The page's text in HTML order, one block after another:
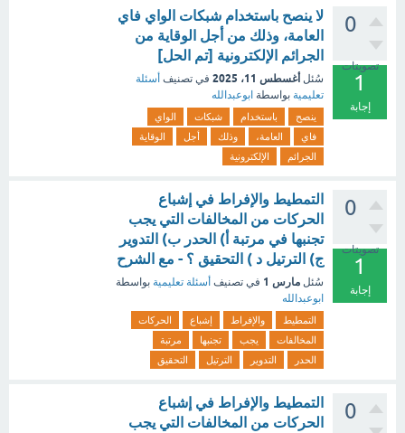
0
تصويتات
1
إجابة
لا ينصح باستخدام شبكات الواي فاي
العامة، وذلك من أجل الوقاية من
الجرائم الإلكترونية [تم الحل]
سُئل أغسطس 11، 2025 في تصنيف أسئلة
تعليمية بواسطة ابوعبدالله
ينصح باستخدام شبكات
الواي
فاي
العامة، وذلك أجل
الوقاية
الجرائم
الإلكترونية
0
تصويتات
1
إجابة
التمطيط والإفراط في إشباع
الحركات من المخالفات التي يجب
تجنبها في مرتبة أ) الحدر ب) التدوير
ج) الترتيل د ) التحقيق ؟ - مع الشرح
سُئل مارس 1 في تصنيف أسئلة تعليمية بواسطة
ابوعبدالله
التمطيط والإفراط إشباع
الحركات
المخالفات
يجب تجنبها
مرتبة
الحدر
التدوير الترتيل التحقيق
0
التمطيط والإفراط في إشباع
الحركات من المخالفات التي يجب